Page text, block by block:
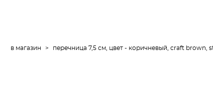
в магазин > перечница 7,5 см, цвет - коричневый, craft brown,